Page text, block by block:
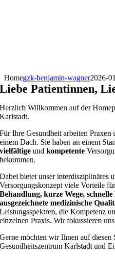
Homegzk-benjamin-wagner2026-
Liebe Patientinnen,
Herzlich Willkommen auf der
Karlstadt.
Für Ihre Gesundheit arbeiten Praxen
einem Dach. Sie haben an einem
vielfältige undkompetente
bekommen.
Dabei bietet unser interdisziplinäres
Versorgungskonzept viele Vorteile
Behandlung, kurze Wege,
ausgezeichnete medizinische
Leistungsspektren, die Kompetenz
einzelnen Praxis. Wir fokussieren
Gerne möchten wir Ihnen auf diesen
Gesundheitszentrum Karlstadt und